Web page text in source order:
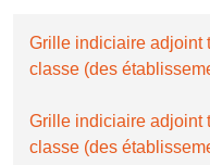
Grille indiciaire adjoint
classe (des
Grille indiciaire adjoint
classe (des